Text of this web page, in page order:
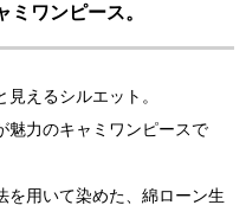
ワンピース。
えるシルエット。
魅力のキャミワンピースで
を用いて染めた、綿ローン生